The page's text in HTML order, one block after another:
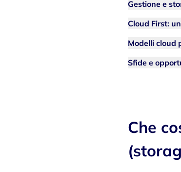
Gestione e
Cloud First:
Modelli cloud
Sfide e
Che